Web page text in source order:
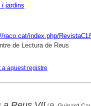
i jardins
raco.cat/index.php/
de Lectura de Reus
a aquest registre